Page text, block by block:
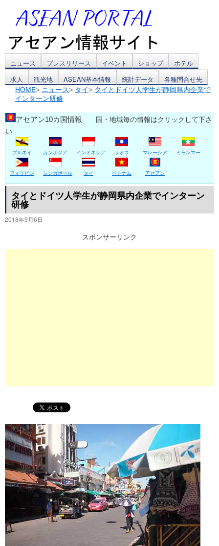
コ
ン
テ
ン
ツ
へ
ス
キ
ッ
ニュース プレスリリース イベント ショップ
ホテル
求人
観光地 ASEAN基本情報 統計データ 各種問合せ先
HOME> ニュース> タイ> タイとドイツ人学生が静岡県内企業で
インターン研修
アセアン10カ国情報 国・地域毎の情報はクリックして下さ
い
ブルネイ カンボジア インドネシア ラオス マレーシア ミャンマー
フィリピン シンガポール タイ ベトナム アセアン
タイとドイツ人学生が静岡県内企業でインターン
研修
2018年9月6日
スポンサーリンク